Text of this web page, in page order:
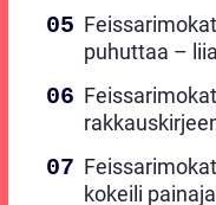
puhuttaa –
kokeili